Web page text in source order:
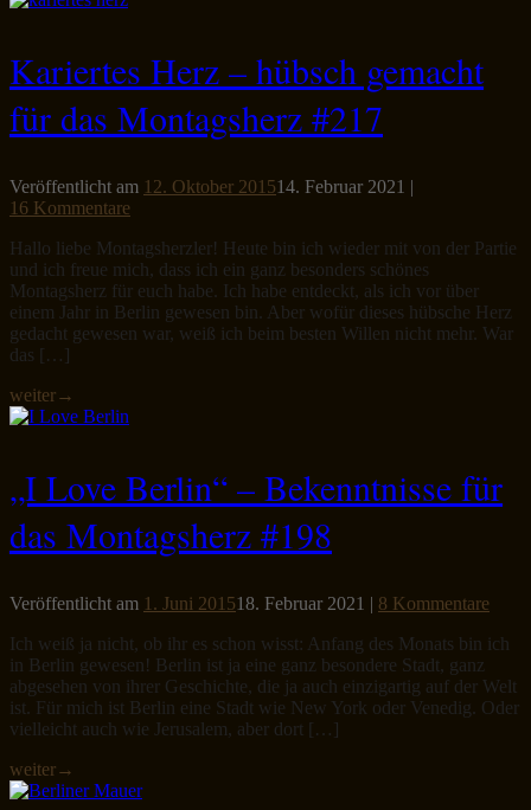
Kariertes Herz – hübsch gemacht
für das Montagsherz #217
Veröffentlicht am 12. Oktober 201514. Februar 2021 |
16 Kommentare
Hallo liebe Montagsherzler! Heute bin ich wieder mit von der Partie
und ich freue mich, dass ich ein ganz besonders schönes
Montagsherz für euch habe. Ich habe entdeckt, als ich vor über
einem Jahr in Berlin gewesen bin. Aber wofür dieses hübsche Herz
gedacht gewesen war, weiß ich beim besten Willen nicht mehr. War
das […]
weiter→
„I Love Berlin“ – Bekenntnisse für
das Montagsherz #198
Veröffentlicht am 1. Juni 201518. Februar 2021 | 8 Kommentare
Ich weiß ja nicht, ob ihr es schon wisst: Anfang des Monats bin ich
in Berlin gewesen! Berlin ist ja eine ganz besondere Stadt, ganz
abgesehen von ihrer Geschichte, die ja auch einzigartig auf der Welt
ist. Für mich ist Berlin eine Stadt wie New York oder Venedig. Oder
vielleicht auch wie Jerusalem, aber dort […]
weiter→